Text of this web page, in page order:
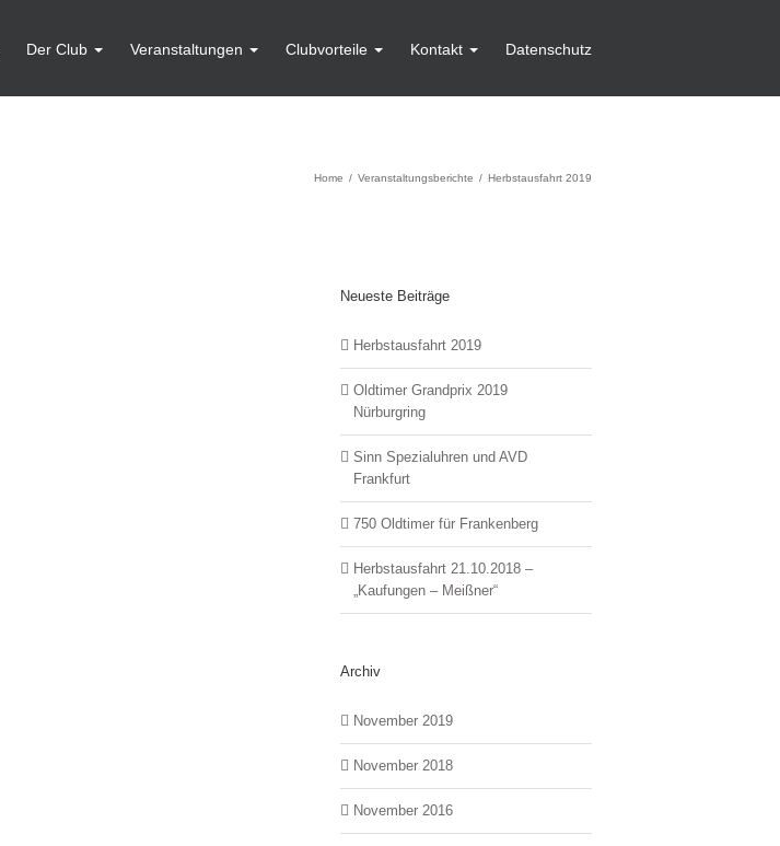
Der Club Veranstaltungen Clubvorteile Kontakt Datenschutz
Home Veranstaltungsberichte Herbstausfahrt 2019
Neueste Beiträge
Herbstausfahrt 2019
Oldtimer Grandprix 2019
Nürburgring
Sinn Spezialuhren und AVD
Frankfurt
750 Oldtimer für Frankenberg
Herbstausfahrt 21.10.2018 –
„Kaufungen – Meißner“
Archiv
November 2019
November 2018
November 2016